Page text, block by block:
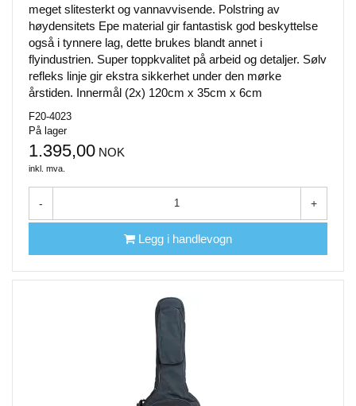
meget slitesterkt og vannavvisende. Polstring av
høydensitets Epe material gir fantastisk god beskyttelse
også i tynnere lag, dette brukes blandt annet i
flyindustrien. Super toppkvalitet på arbeid og detaljer. Sølv
refleks linje gir ekstra sikkerhet under den mørke
årstiden. Innermål (2x) 120cm x 35cm x 6cm
F20-4023
På lager
1.395,00 NOK
inkl. mva.
- +
Legg i handlevogn